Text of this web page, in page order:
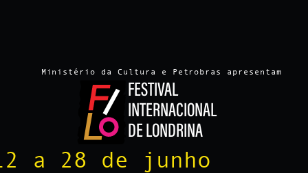
Ministério da Cultura e Petrobras apresentam
FESTIVAL
INTERNACIONAL
DE LONDRINA
a 28 de junho